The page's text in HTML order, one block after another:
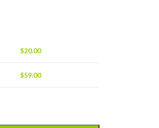
$20.00
$59.00